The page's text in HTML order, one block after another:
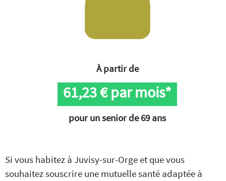
À partir de
61,23€ par mois*
pour un senior de 69 ans
Si vous habitez à Juvisy-sur-Orge et que vous
souhaitez souscrire une mutuelle santé adaptée à